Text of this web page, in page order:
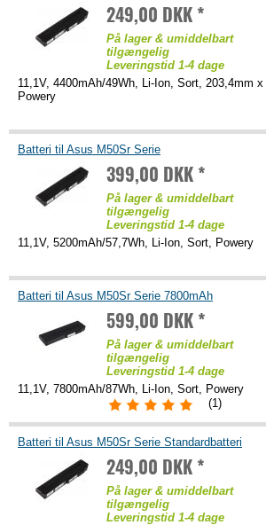
249,00 DKK *
På lager & umiddelbart
tilgængelig
Leveringstid 1-4 dage
11,1V, 4400mAh/49Wh, Li-Ion, Sort, 203,4mm
Powery
Batteri til Asus M50Sr Serie
399,00 DKK *
På lager & umiddelbart
tilgængelig
Leveringstid 1-4 dage
11,1V, 5200mAh/57,7Wh, Li-Ion, Sort, Powery
Batteri til Asus M50Sr Serie 7800mAh
599,00 DKK *
På lager & umiddelbart
tilgængelig
Leveringstid 1-4 dage
11,1V, 7800mAh/87Wh, Li-Ion, Sort, Powery
(1)
Batteri til Asus M50Sr Serie Standardbatteri
249,00 DKK *
På lager & umiddelbart
tilgængelig
Leveringstid 1-4 dage